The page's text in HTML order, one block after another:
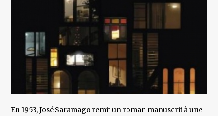
En 1953, José Saramago remit un roman manuscrit à une